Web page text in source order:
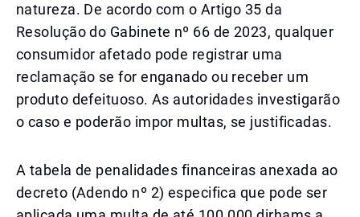
natureza. De acordo com o Artigo 35 da
Resolução do Gabinete nº 66 de 2023, qualquer
consumidor afetado pode registrar uma
reclamação se for enganado ou receber um
produto defeituoso. As autoridades investigarão
o caso e poderão impor multas, se justificadas.
A tabela de penalidades financeiras anexada ao
decreto (Adendo nº 2) especifica que pode ser